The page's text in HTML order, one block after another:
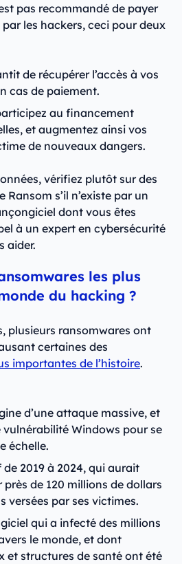
pas recommandé de payer
les hackers, ceci pour deux
de récupérer l’accès à vos
cas de paiement.
au financement
et augmentez ainsi vos
de nouveaux dangers.
vérifiez plutôt sur des
s’il n’existe par un
dont vous êtes
à un expert en cybersécurité
aider.
les plus
du hacking ?
plusieurs ransomwares ont
certaines des
importantes de l’histoire.
d’une attaque massive, et
Windows pour se
échelle.
de 2019 à 2024, qui aurait
de 120 millions de dollars
versées par ses victimes.
qui a infecté des millions
le monde, et dont
et structures de santé ont été